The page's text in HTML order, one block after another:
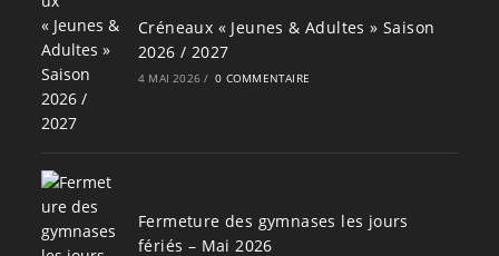
Créneaux « Jeunes & Adultes » Saison
2026 / 2027
4 MAI 2026 / 0 COMMENTAIRE
Fermeture des gymnases les jours
fériés – Mai 2026